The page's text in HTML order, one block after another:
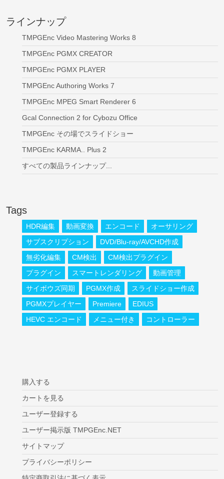
ラインナップ
TMPGEnc Video Mastering Works 8
TMPGEnc PGMX CREATOR
TMPGEnc PGMX PLAYER
TMPGEnc Authoring Works 7
TMPGEnc MPEG Smart Renderer 6
Gcal Connection 2 for Cybozu Office
TMPGEnc その場でスライドショー
TMPGEnc KARMA.. Plus 2
すべての製品ラインナップ...
Tags
HDR編集 動画変換 エンコード
オーサリング
サブスクリプション
DVD/Blu-ray/AVCHD作成
無劣化編集
CM検出
CM検出プラグイン
プラグイン
スマートレンダリング
動画管理
サイボウズ同期
PGMX作成
スライドショー作成
PGMXプレイヤー
Premiere
EDIUS
HEVC エンコード
メニュー付き コントローラー
購入する
カートを見る
ユーザー登録する
ユーザー掲示版 TMPGEnc.NET
サイトマップ
プライバシーポリシー